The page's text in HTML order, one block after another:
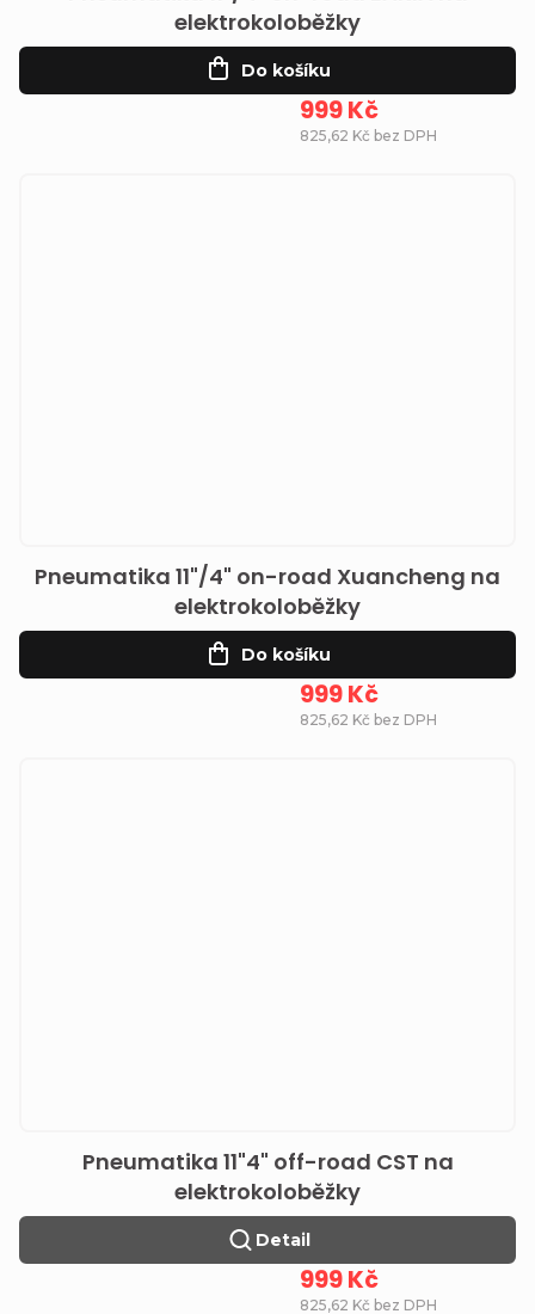
elektrokoloběžky
825,62 Kč bez DPH
999 Kč
Do košíku
Pneumatika 11"/4" on-road Xuancheng na
elektrokoloběžky
825,62 Kč bez DPH
999 Kč
Do košíku
Pneumatika 11"4" off-road CST na
elektrokoloběžky
825,62 Kč bez DPH
999 Kč
Detail